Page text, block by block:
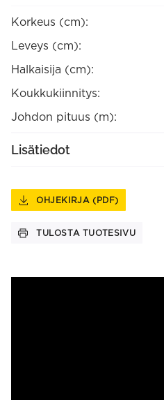
Korkeus (cm):
Leveys (cm):
Halkaisija (cm):
Koukkukiinnitys:
Johdon pituus (m):
Lisätiedot
OHJEKIRJA (PDF)
TULOSTA TUOTESIVU